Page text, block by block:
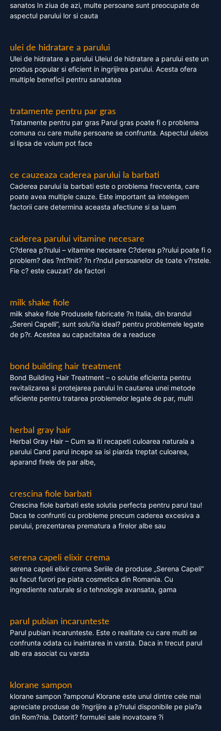
sanatos In ziua de azi, multe persoane sunt preocupate de
aspectul parului lor si cauta
ulei de hidratare a parului
Ulei de hidratare a parului Uleiul de hidratare a parului este un
produs popular si eficient in ingrijirea parului. Acesta ofera
multiple beneficii pentru sanatatea
tratamente pentru par gras
Tratamente pentru par gras Parul gras poate fi o problema
comuna cu care multe persoane se confrunta. Aspectul uleios
si lipsa de volum pot face
ce cauzeaza caderea parului la barbati
Caderea parului la barbati este o problema frecventa, care
poate avea multiple cauze. Este important sa intelegem
factorii care determina aceasta afectiune si sa luam
caderea parului vitamine necesare
C?derea p?rului – vitamine necesare C?derea p?rului poate fi o
problem? des ?nt?lnit? ?n r?ndul persoanelor de toate v?rstele.
Fie c? este cauzat? de factori
milk shake fiole
milk shake fiole Produsele fabricate ?n Italia, din brandul
„Sereni Capelli”, sunt solu?ia ideal? pentru problemele legate
de p?r. Acestea au capacitatea de a readuce
bond building hair treatment
Bond Building Hair Treatment – o solutie eficienta pentru
revitalizarea si protejarea parului In cautarea unei metode
eficiente pentru tratarea problemelor legate de par, multi
herbal gray hair
Herbal Gray Hair – Cum sa iti recapeti culoarea naturala a
parului Cand parul incepe sa isi piarda treptat culoarea,
aparand firele de par albe,
crescina fiole barbati
Crescina fiole barbati este solutia perfecta pentru parul tau!
Daca te confrunti cu probleme precum caderea excesiva a
parului, prezentarea prematura a firelor albe sau
serena capeli elixir crema
serena capeli elixir crema Seriile de produse „Serena Capeli”
au facut furori pe piata cosmetica din Romania. Cu
ingrediente naturale si o tehnologie avansata, gama
parul pubian incarunteste
Parul pubian incarunteste. Este o realitate cu care multi se
confrunta odata cu inaintarea in varsta. Daca in trecut parul
alb era asociat cu varsta
klorane sampon
klorane sampon ?amponul Klorane este unul dintre cele mai
apreciate produse de ?ngrijire a p?rului disponibile pe pia?a
din Rom?nia. Datorit? formulei sale inovatoare ?i